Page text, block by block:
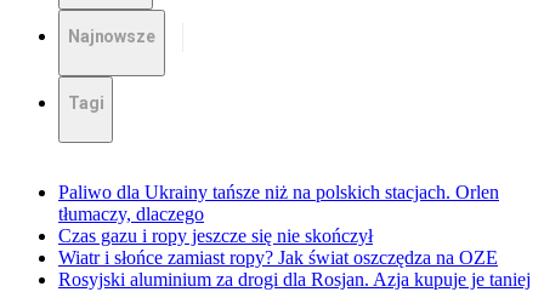
Najnowsze
Tagi
Paliwo dla Ukrainy tańsze niż na polskich stacjach. Orlen
tłumaczy, dlaczego
Czas gazu i ropy jeszcze się nie skończył
Wiatr i słońce zamiast ropy? Jak świat oszczędza na OZE
Rosyjski aluminium za drogi dla Rosjan. Azja kupuje je taniej